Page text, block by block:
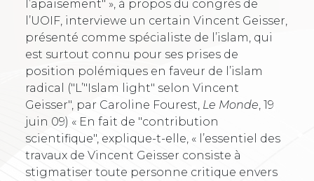
l’apaisement" », à propos du congrès de
l’UOIF, interviewe un certain Vincent Geisser,
présenté comme spécialiste de l’islam, qui
est surtout connu pour ses prises de
position polémiques en faveur de l’islam
radical ("L’"Islam light" selon Vincent
Geisser", par Caroline Fourest, Le Monde , 19
juin 09) « En fait de "contribution
scientifique", explique-t-elle, « l’essentiel des
travaux de Vincent Geisser consiste à
stigmatiser toute personne critique envers